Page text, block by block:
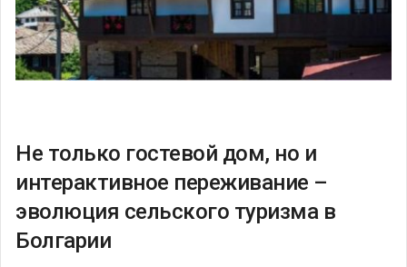
Не только гостевой дом, но и
интерактивное переживание –
эволюция сельского туризма в
Болгарии